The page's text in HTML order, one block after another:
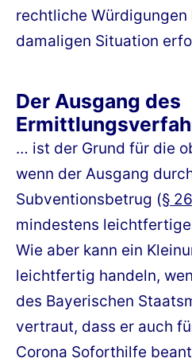
rechtliche
damaligen Situation
Der Ausgang des
… ist der Grund für die
wenn der Ausgang
Subventionsbetrug (§
mindestens
Wie aber kann ein
leichtfertig handeln,
des Bayerischen
vertraut, dass er auch
Corona Soforthilfe